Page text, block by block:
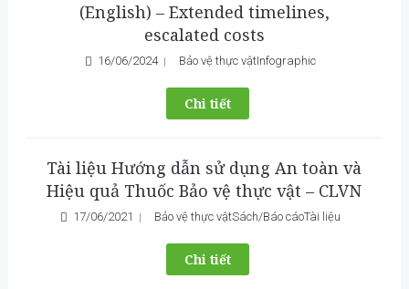
(English) – Extended timelines,
escalated costs
16/06/2024 Bảo vệ thực vậtInfographic
Chi tiết
Tài liệu Hướng dẫn sử dụng An toàn và
Hiệu quả Thuốc Bảo vệ thực vật – CLVN
17/06/2021 Bảo vệ thực vậtSách/Báo cáoTài liệu
Chi tiết